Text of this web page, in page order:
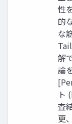
性
的
な
解
論
ト
査
更